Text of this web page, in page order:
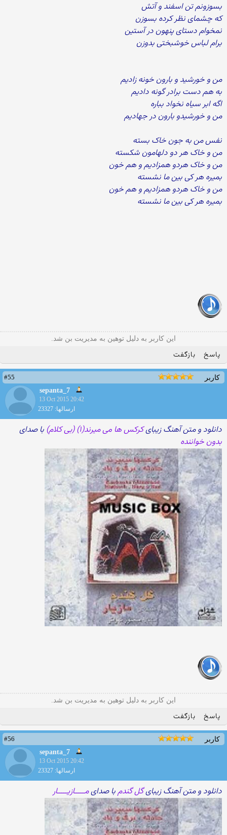
بسوزونم تن اسفند و آتش
که چشمای نظر کرده بسوزن
نمخوام دستای پنهون در آستین
برام لباس خوشبختی بدوزن
من و خورشید و بارون خونه زادیم
به هم دست برادر گونه دادیم
اگه ابر سیاه نخواد بباره
من و خورشیدو بارون در جهادیم
نفس من به جون خاک بسته
من و خاک هر دو دلهامون شکسته
من و خاک هردو همزادیم و هم خون
بمیره هر کی بین ما نشسته
من و خاک هردو همزادیم و هم خون
بمیره هر کی بین ما نشسته
این کاربر به دلیل توهین به مدیریت بن شد.
پاسخ بازگفت
کاربر
#55
sepanta_7
13 Oct 2015 20:42
ارسالها: 23327
دانلود و متن آهنگ زیبایکرکس ها می میرند(۱) (بی کلام)
با صدای
بدون خواننده
این کاربر به دلیل توهین به مدیریت بن شد.
پاسخ بازگفت
کاربر
#56
sepanta_7
13 Oct 2015 20:42
ارسالها: 23327
دانلود و متن آهنگ زیبایگل گندمبا صدایمـــــازیـــــار